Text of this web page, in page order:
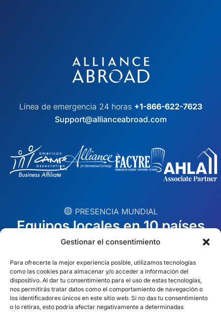
Gestionar el consentimiento
Para ofrecerte la mejor experiencia posible, utilizamos tecnologías
como las cookies para almacenar y/o acceder a información del
dispositivo. Al dar tu consentimiento para el uso de estas tecnologías,
nos permitirás tratar datos como el comportamiento de navegación o
los identificadores únicos en este sitio web. Si no das tu consentimiento
o lo retiras, esto podría afectar negativamente a determinadas
Línea de emergencia 24 horas +1-866-622-7623
Support@allianceabroad.com
︎ PRESENCIA MUNDIAL
Equipos locales en 10 países
Dubai
México
Polonia
Australia